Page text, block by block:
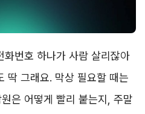
번호 하나가 사람 살리잖아
딱 그래요. 막상 필요할 때는
은 어떻게 빨리 붙는지, 주말